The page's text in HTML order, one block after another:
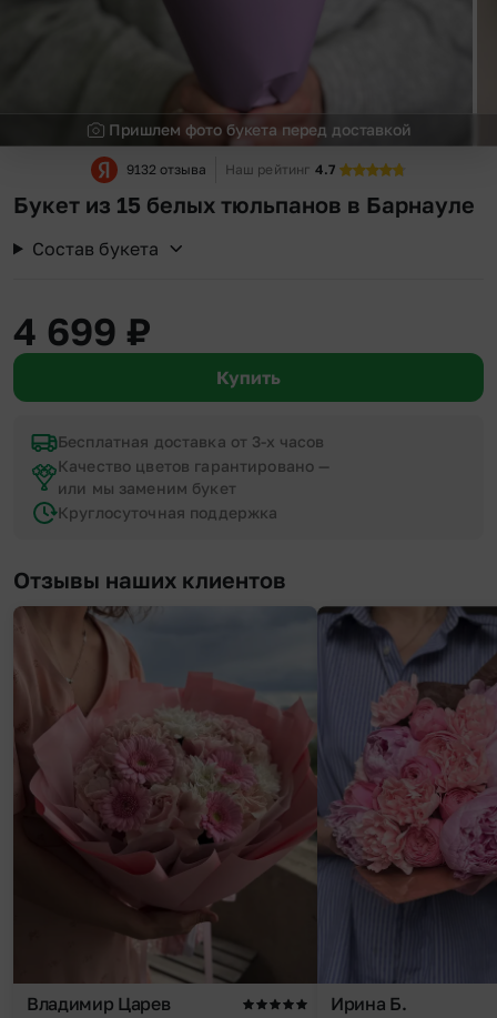
Пришлем фото букета перед доставкой
9132 отзыва Наш рейтинг 4.7
Букет из 15 белых тюльпанов в Барнауле
Состав букета
4 699 ₽
Купить
Бесплатная доставка от 3-х часов
Качество цветов гарантировано —
или мы заменим букет
Круглосуточная поддержка
Отзывы наших клиентов
Владимир Царев Ирина Б.